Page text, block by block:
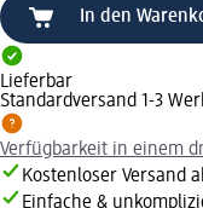
In den
Lieferbar
Standardversand 1-3
Verfügbarkeit in einem
Kostenloser Versand
Einfache &